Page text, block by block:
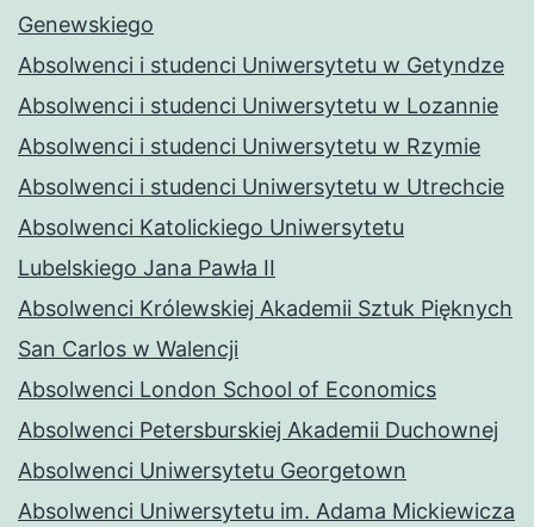
Genewskiego
Absolwenci i studenci Uniwersytetu w Getyndze
Absolwenci i studenci Uniwersytetu w Lozannie
Absolwenci i studenci Uniwersytetu w Rzymie
Absolwenci i studenci Uniwersytetu w Utrechcie
Absolwenci Katolickiego Uniwersytetu
Lubelskiego Jana Pawła II
Absolwenci Królewskiej Akademii Sztuk Pięknych
San Carlos w Walencji
Absolwenci London School of Economics
Absolwenci Petersburskiej Akademii Duchownej
Absolwenci Uniwersytetu Georgetown
Absolwenci Uniwersytetu im. Adama Mickiewicza